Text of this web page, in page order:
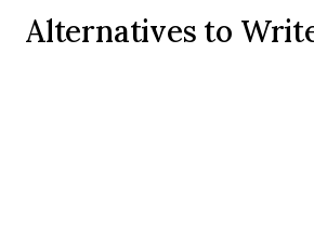
Alternatives to